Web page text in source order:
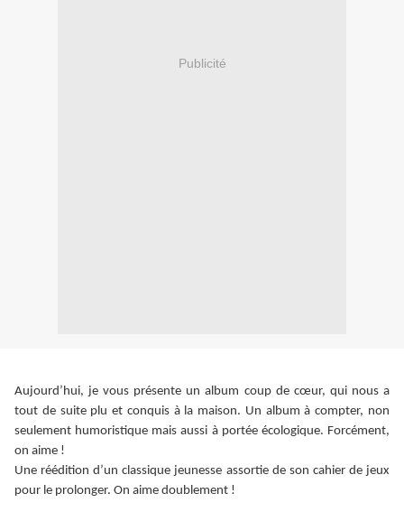
Publicité
Aujourd’hui, je vous présente un album coup de cœur, qui nous a
tout de suite plu et conquis à la maison. Un album à compter, non
seulement humoristique mais aussi à portée écologique. Forcément,
on aime !
Une réédition d’un classique jeunesse assortie de son cahier de jeux
pour le prolonger. On aime doublement !